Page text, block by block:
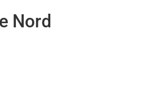
Nord